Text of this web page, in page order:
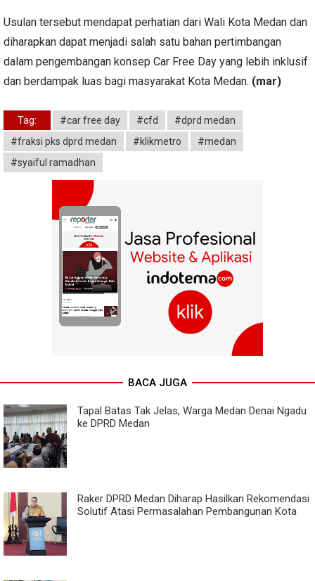
Usulan tersebut mendapat perhatian dari Wali Kota Medan dan
diharapkan dapat menjadi salah satu bahan pertimbangan
dalam pengembangan konsep Car Free Day yang lebih inklusif
dan berdampak luas bagi masyarakat Kota Medan. (mar)
Tag: #car free day #cfd
#dprd medan
#fraksi pks dprd medan
#klikmetro
#medan
#syaiful ramadhan
BACA JUGA
Tapal Batas Tak Jelas, Warga Medan Denai Ngadu
ke DPRD Medan
Raker DPRD Medan Diharap Hasilkan Rekomendasi
Solutif Atasi Permasalahan Pembangunan Kota